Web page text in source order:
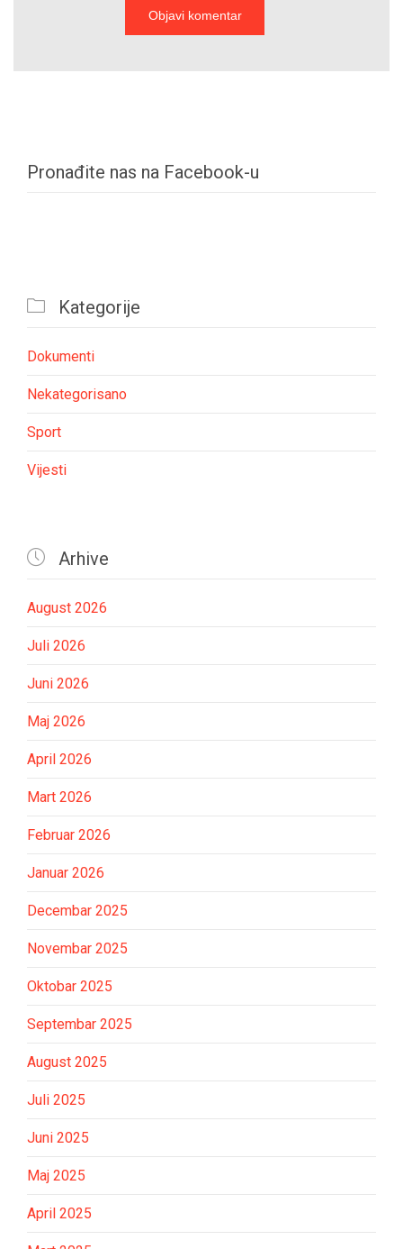
Pronađite nas na Facebook-u
 Kategorije
Dokumenti
Nekategorisano
Sport
Vijesti
 Arhive
August 2026
Juli 2026
Juni 2026
Maj 2026
April 2026
Mart 2026
Februar 2026
Januar 2026
Decembar 2025
Novembar 2025
Oktobar 2025
Septembar 2025
August 2025
Juli 2025
Juni 2025
Maj 2025
April 2025